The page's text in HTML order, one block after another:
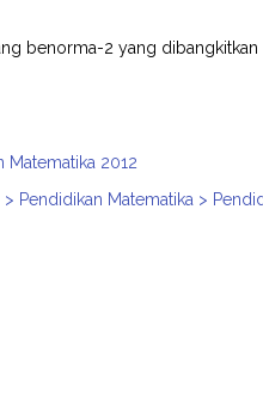
benorma-2 yang
Matematika 2012
Pendidikan Matematika >